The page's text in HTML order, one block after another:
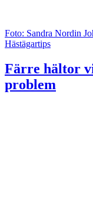
Foto: Sandra Nordin
Hästägartips
Färre hältor
problem